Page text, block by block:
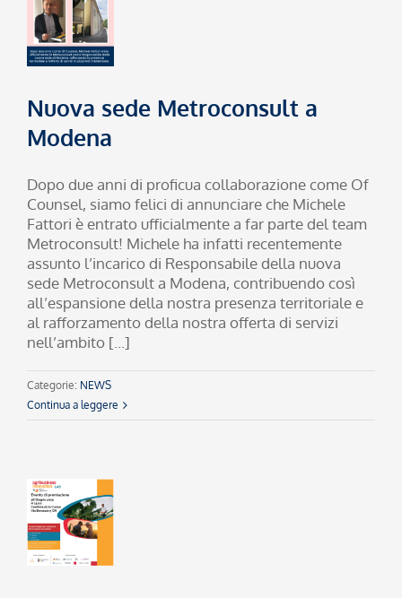
Nuova sede Metroconsult a
Modena
Dopo due anni di proficua collaborazione come Of
Counsel, siamo felici di annunciare che Michele
Fattori è entrato ufficialmente a far parte del team
Metroconsult! Michele ha infatti recentemente
assunto l’incarico di Responsabile della nuova
sede Metroconsult a Modena, contribuendo così
all’espansione della nostra presenza territoriale e
al rafforzamento della nostra offerta di servizi
nell’ambito [...]
Categorie: NEWS
Continua a leggere